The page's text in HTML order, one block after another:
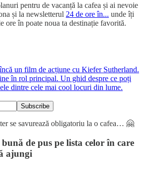
pentru de vacanță la cafea și ai nevoie
și la newsletterul 24 de ore în... unde îți
ore în poate noua ta destinație favorită.
un film de acțiune cu Kiefer Sutherland.
în rol principal. Un ghid despre ce poți
dintre cele mai cool locuri din lume.
se savurează obligatoriu la o cafea… 🤗
de pus pe lista celor în care
ajungi